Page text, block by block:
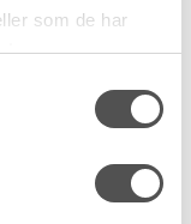
som de har